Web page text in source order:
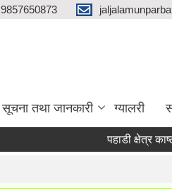
9857650873
सूचना तथा जानकारी ग्यालरी
पहाडी क्षेत्र